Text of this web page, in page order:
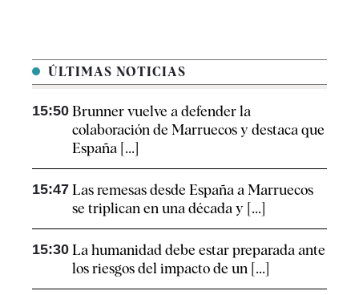
ÚLTIMAS NOTICIAS
15:50 Brunner vuelve a defender la
colaboración de Marruecos y destaca que
España [...]
15:47 Las remesas desde España a Marruecos
se triplican en una década y [...]
15:30 La humanidad debe estar preparada ante
los riesgos del impacto de un [...]